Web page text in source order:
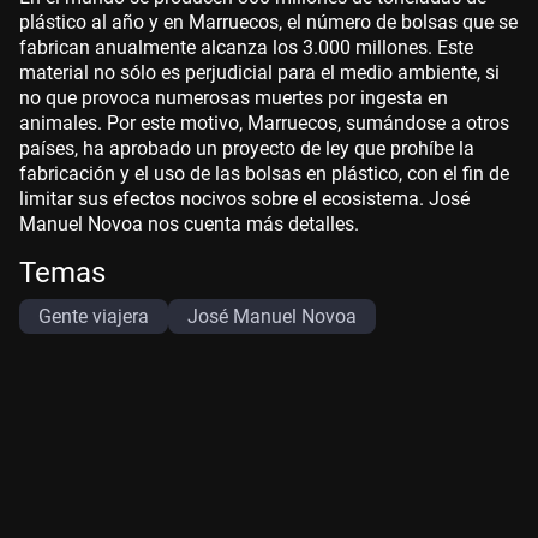
plástico al año y en Marruecos, el número de bolsas que se
fabrican anualmente alcanza los 3.000 millones. Este
material no sólo es perjudicial para el medio ambiente, si
no que provoca numerosas muertes por ingesta en
animales. Por este motivo, Marruecos, sumándose a otros
países, ha aprobado un proyecto de ley que prohíbe la
fabricación y el uso de las bolsas en plástico, con el fin de
limitar sus efectos nocivos sobre el ecosistema. José
Manuel Novoa nos cuenta más detalles.
Temas
Gente viajera José Manuel Novoa